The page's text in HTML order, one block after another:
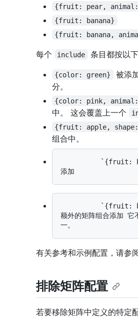
{fruit: pear,
{fruit: banana}
{fruit: banana,
每个 include 条目都按以
{color: green}
被添
分。
{color: pink,
中。 这会覆盖上一个
{fruit: apple,
组合中。
额外的矩阵组合添加
有关参考和示例配置，请参
排除矩阵配置
若要移除矩阵中定义的特定